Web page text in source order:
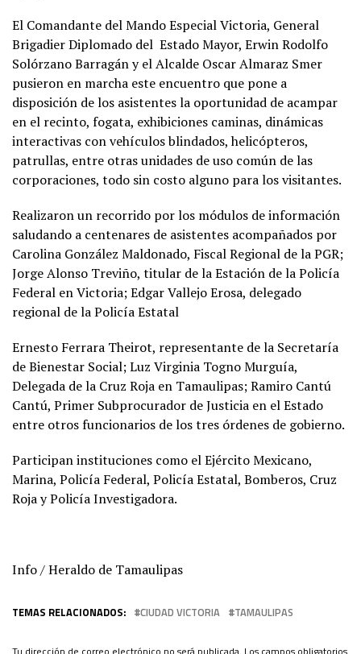
El Comandante del Mando Especial Victoria, General
Brigadier Diplomado del Estado Mayor, Erwin Rodolfo
Solórzano Barragán y el Alcalde Oscar Almaraz Smer
pusieron en marcha este encuentro que pone a
disposición de los asistentes la oportunidad de acampar
en el recinto, fogata, exhibiciones caminas, dinámicas
interactivas con vehículos blindados, helicópteros,
patrullas, entre otras unidades de uso común de las
corporaciones, todo sin costo alguno para los visitantes.
Realizaron un recorrido por los módulos de información
saludando a centenares de asistentes acompañados por
Carolina González Maldonado, Fiscal Regional de la PGR;
Jorge Alonso Treviño, titular de la Estación de la Policía
Federal en Victoria; Edgar Vallejo Erosa, delegado
regional de la Policía Estatal
Ernesto Ferrara Theirot, representante de la Secretaría
de Bienestar Social; Luz Virginia Togno Murguía,
Delegada de la Cruz Roja en Tamaulipas; Ramiro Cantú
Cantú, Primer Subprocurador de Justicia en el Estado
entre otros funcionarios de los tres órdenes de gobierno.
Participan instituciones como el Ejército Mexicano,
Marina, Policía Federal, Policía Estatal, Bomberos, Cruz
Roja y Policía Investigadora.
Info / Heraldo de Tamaulipas
TEMAS RELACIONADOS: CIUDAD VICTORIA TAMAULIPAS